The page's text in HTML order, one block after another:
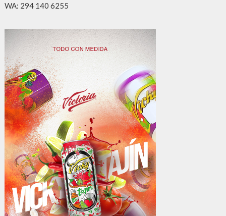
WA: 294 140 6255